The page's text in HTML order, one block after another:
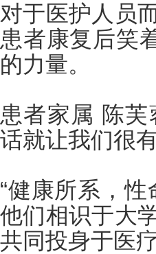
对于医护人员
患者康复后笑
的力量。
患者家属 陈
话就让我们很有
“健康所系，
他们相识于大
共同投身于医